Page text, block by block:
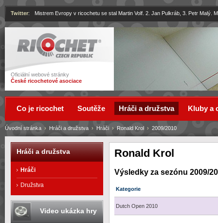
Ricochet
Oficiální webové stránky
České ricochetové asociace
Twitter: Mistrem Evropy v ricochetu se stal Martin Volf. 2. Jan Pulkráb, 3. Petr Malý.
Ronald Krol
Výsledky za sezónu 2009/
Kategorie
Dutch Open 2010
Úvodní stránka › Hráči a družstva › Hráči › Ronald Krol › 2009/2010
Co je ricochet Soutěže Hráči a družstva Kluby a
Hráči a družstva
Hráči
Družstva
Video ukázka hry